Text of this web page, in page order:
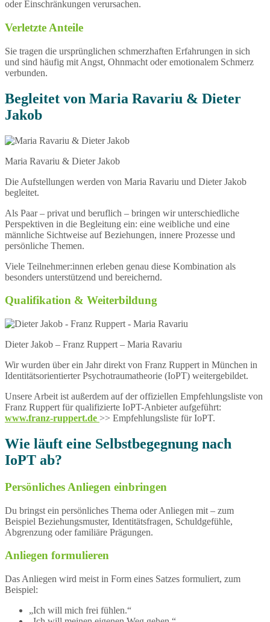
oder Einschränkungen verursachen.
Verletzte Anteile
Sie tragen die ursprünglichen schmerzhaften Erfahrungen in sich
und sind häufig mit Angst, Ohnmacht oder emotionalem Schmerz
verbunden.
Begleitet von Maria Ravariu & Dieter
Jakob
Maria Ravariu & Dieter Jakob
Die Aufstellungen werden von Maria Ravariu und Dieter Jakob
begleitet.
Als Paar – privat und beruflich – bringen wir unterschiedliche
Perspektiven in die Begleitung ein: eine weibliche und eine
männliche Sichtweise auf Beziehungen, innere Prozesse und
persönliche Themen.
Viele Teilnehmer:innen erleben genau diese Kombination als
besonders unterstützend und bereichernd.
Qualifikation & Weiterbildung
Dieter Jakob – Franz Ruppert – Maria Ravariu
Wir wurden über ein Jahr direkt von Franz Ruppert in München in
Identitätsorientierter Psychotraumatheorie (IoPT) weitergebildet.
Unsere Arbeit ist außerdem auf der offiziellen Empfehlungsliste von
Franz Ruppert für qualifizierte IoPT-Anbieter aufgeführt:
www.franz-ruppert.de >> Empfehlungsliste für IoPT.
Wie läuft eine Selbstbegegnung nach
IoPT ab?
Persönliches Anliegen einbringen
Du bringst ein persönliches Thema oder Anliegen mit – zum
Beispiel Beziehungsmuster, Identitätsfragen, Schuldgefühle,
Abgrenzung oder familiäre Prägungen.
Anliegen formulieren
Das Anliegen wird meist in Form eines Satzes formuliert, zum
Beispiel:
„Ich will mich frei fühlen.“